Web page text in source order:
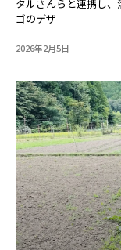
タルさんらと連携し
ゴのデザ
2026年2月5日